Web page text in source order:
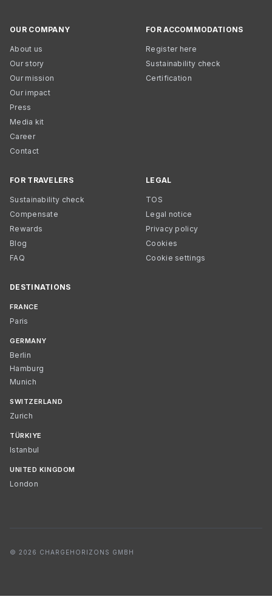
OUR COMPANY
About us
Our story
Our mission
Our impact
Press
Media kit
Career
Contact
FOR ACCOMMODATIONS
Register here
Sustainability check
Certification
FOR TRAVELERS
Sustainability check
Compensate
Rewards
Blog
FAQ
LEGAL
TOS
Legal notice
Privacy policy
Cookies
Cookie settings
DESTINATIONS
FRANCE
Paris
GERMANY
Berlin
Hamburg
Munich
SWITZERLAND
Zurich
TÜRKIYE
Istanbul
UNITED KINGDOM
London
© 2026 CHARGEHORIZONS GMBH